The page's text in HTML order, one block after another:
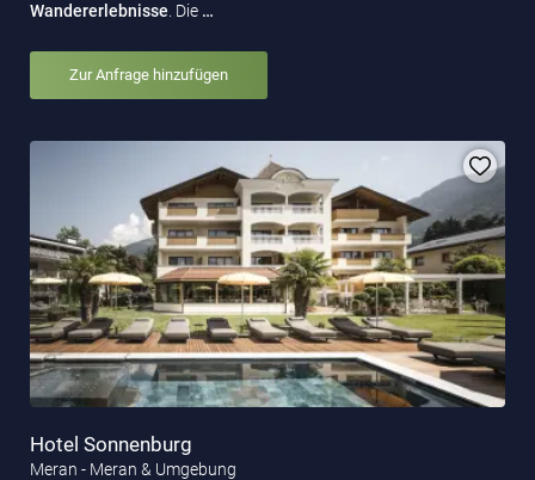
Wandererlebnisse. Die …
Zur Anfrage hinzufügen
Hotel Sonnenburg
Meran - Meran & Umgebung